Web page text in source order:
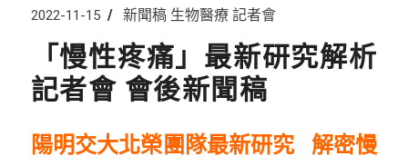
2022-11-15 新聞稿 生物醫療 記者會
「慢性疼痛」最新研究解析
記者會 會後新聞稿
陽明交大北榮團隊最新研究 解密慢